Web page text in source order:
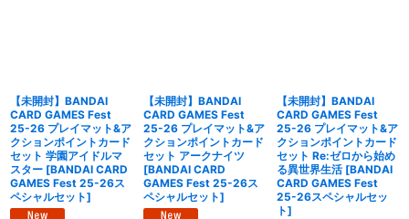
【未開封】BANDAI
CARD GAMES Fest
25-26 プレイマット&ア
クションポイントカード
セット 学園アイドルマ
スター [BANDAI CARD
GAMES Fest 25-26ス
ペシャルセット]
【未開封】BANDAI
CARD GAMES Fest
25-26 プレイマット&ア
クションポイントカード
セット アークナイツ
[BANDAI CARD
GAMES Fest 25-26ス
ペシャルセット]
【未開封】BANDAI
CARD GAMES Fest
25-26 プレイマット&ア
クションポイントカード
セット Re:ゼロから始め
る異世界生活 [BANDAI
CARD GAMES Fest
25-26スペシャルセッ
ト]